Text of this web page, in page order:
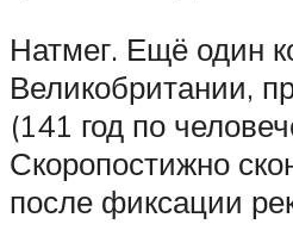
Натмег. Ещё один
Великобритании,
(141 год по
Скоропостижно
после фиксации